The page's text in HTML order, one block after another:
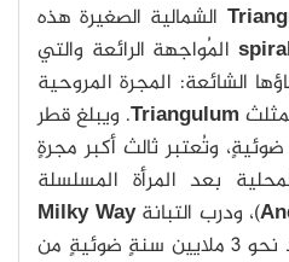
الشمالية الصغيرة هذه
المُواجهة الرائعة والتي
الشائعة: المجرة المروحية
Triangulum. ويبلغ قطر
سنةٍ ضوئيةٍ، وتُعتبر ثالث أكبر مجرةٍ
بعد المرأة المسلسلة
)، ودرب التبانةMilky Way
الخاصة بنا. حيث أنها تبعد نحو 3 ملايين سنةٍ ضوئيةٍ من